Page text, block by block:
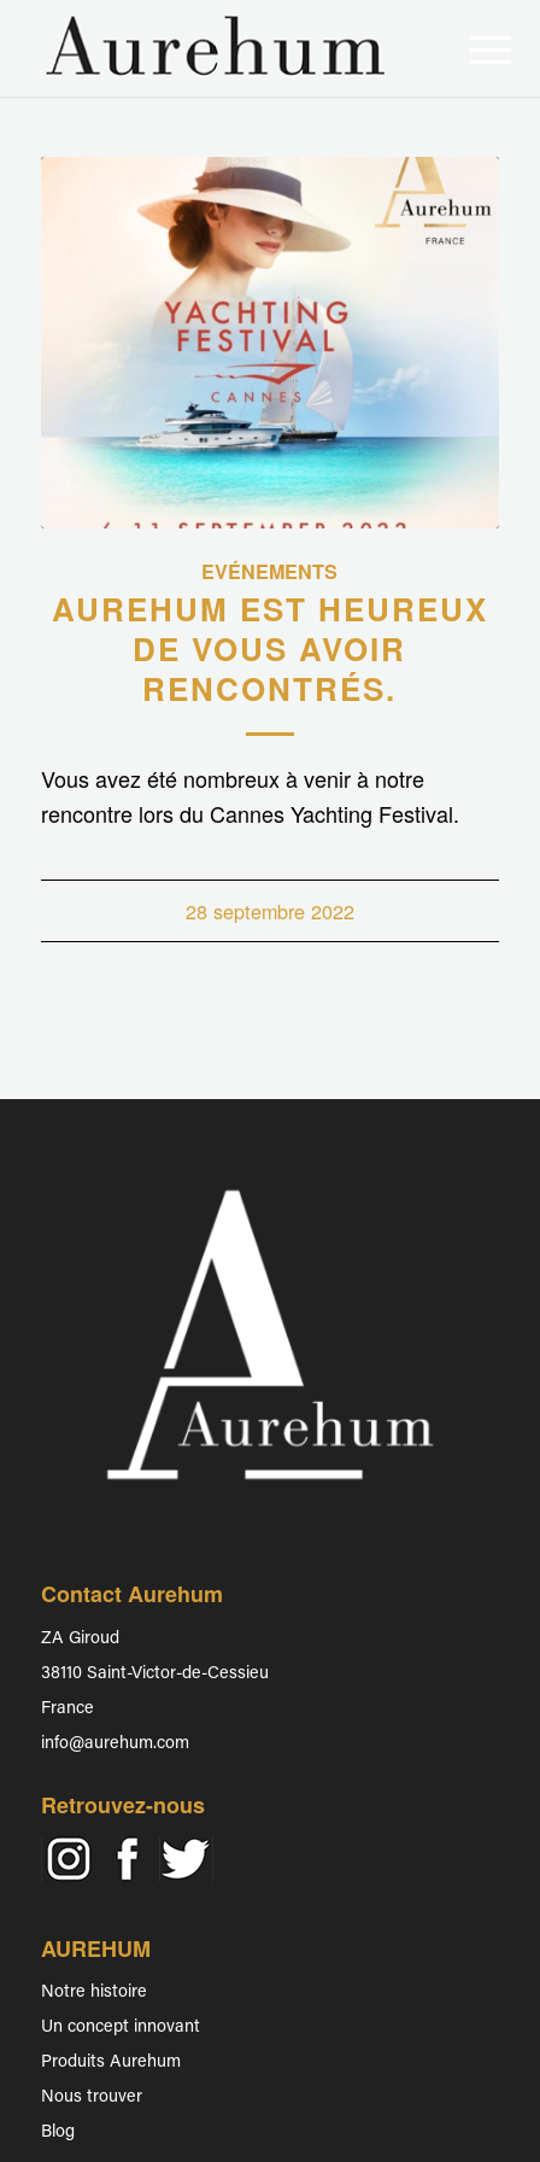
EVÉNEMENTS
AUREHUM EST HEUREUX
DE VOUS AVOIR
RENCONTRÉS.
Vous avez été nombreux à venir à notre
rencontre lors du Cannes Yachting Festival.
28 septembre 2022
Contact Aurehum
ZA Giroud
38110 Saint-Victor-de-Cessieu
France
info@aurehum.com
Retrouvez-nous
AUREHUM
Notre histoire
Un concept innovant
Produits Aurehum
Nous trouver
Blog